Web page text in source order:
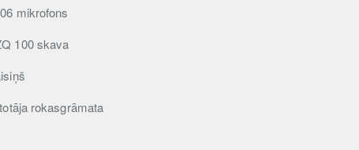
mikrofons
100 skava
rokasgrāmata